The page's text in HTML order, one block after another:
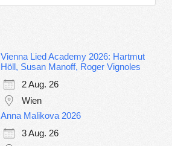
Vienna Lied Academy 2026: Hartmut
Höll, Susan Manoff, Roger Vignoles
2 Aug. 26
Wien
Anna Malikova 2026
3 Aug. 26